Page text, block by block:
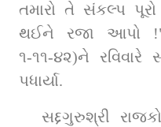
તમારો તે સંકલ્પ
થઈને રજા આપો
૧-૧૧-૪૨)ને રવિવારે
પધાર્યા.
સદ્દગુરુશ્રી